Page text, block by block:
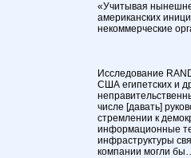
«Учитывая
американских
некоммерческие
Исследование
США египетских и
числе [давать]
стремлении к
информационные
инфраструктуры
компании могли